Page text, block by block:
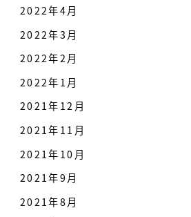
2022年4月
2022年3月
2022年2月
2022年1月
2021年12月
2021年11月
2021年10月
2021年9月
2021年8月